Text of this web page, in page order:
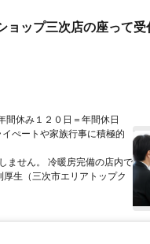
ップ三次店の座って受
間休み１２０日＝年間休日
ぺートや家族行事に積極的
ません。 冷暖房完備の店内で
生（三次市エリアトップク